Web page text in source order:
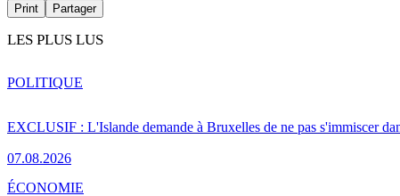
Print Partager
LES PLUS LUS
EXCLUSIF : L'Islande demande à Bruxelles de ne pas s'immiscer
07.08.2026
POLITIQUE
ÉCONOMIE